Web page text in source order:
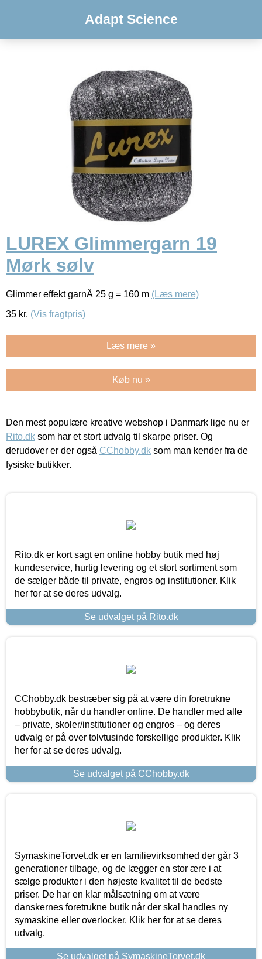
Adapt Science
LUREX Glimmergarn 19
Mørk sølv
Glimmer effekt garnÂ 25 g = 160 m (Læs mere)
35 kr. (Vis fragtpris)
Læs mere »
Køb nu »
Den mest populære kreative webshop i Danmark lige nu er
Rito.dk som har et stort udvalg til skarpe priser. Og
derudover er der også CChobby.dk som man kender fra de
fysiske butikker.
Rito.dk er kort sagt en online hobby butik med høj
kundeservice, hurtig levering og et stort sortiment som
de sælger både til private, engros og institutioner. Klik
her for at se deres udvalg.
Se udvalget på Rito.dk
CChobby.dk bestræber sig på at være din foretrukne
hobbybutik, når du handler online. De handler med alle
– private, skoler/institutioner og engros – og deres
udvalg er på over tolvtusinde forskellige produkter. Klik
her for at se deres udvalg.
Se udvalget på CChobby.dk
SymaskineTorvet.dk er en familievirksomhed der går 3
generationer tilbage, og de lægger en stor ære i at
sælge produkter i den højeste kvalitet til de bedste
priser. De har en klar målsætning om at være
danskernes foretrukne butik når der skal handles ny
symaskine eller overlocker. Klik her for at se deres
udvalg.
Se udvalget på SymaskineTorvet.dk